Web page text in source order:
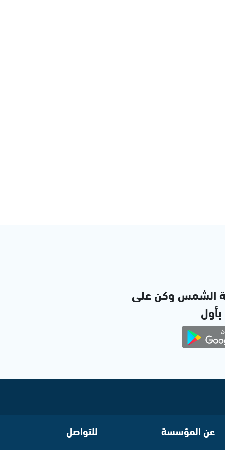
الشمس وكن على
بأول
عن المؤسسة للتواصل